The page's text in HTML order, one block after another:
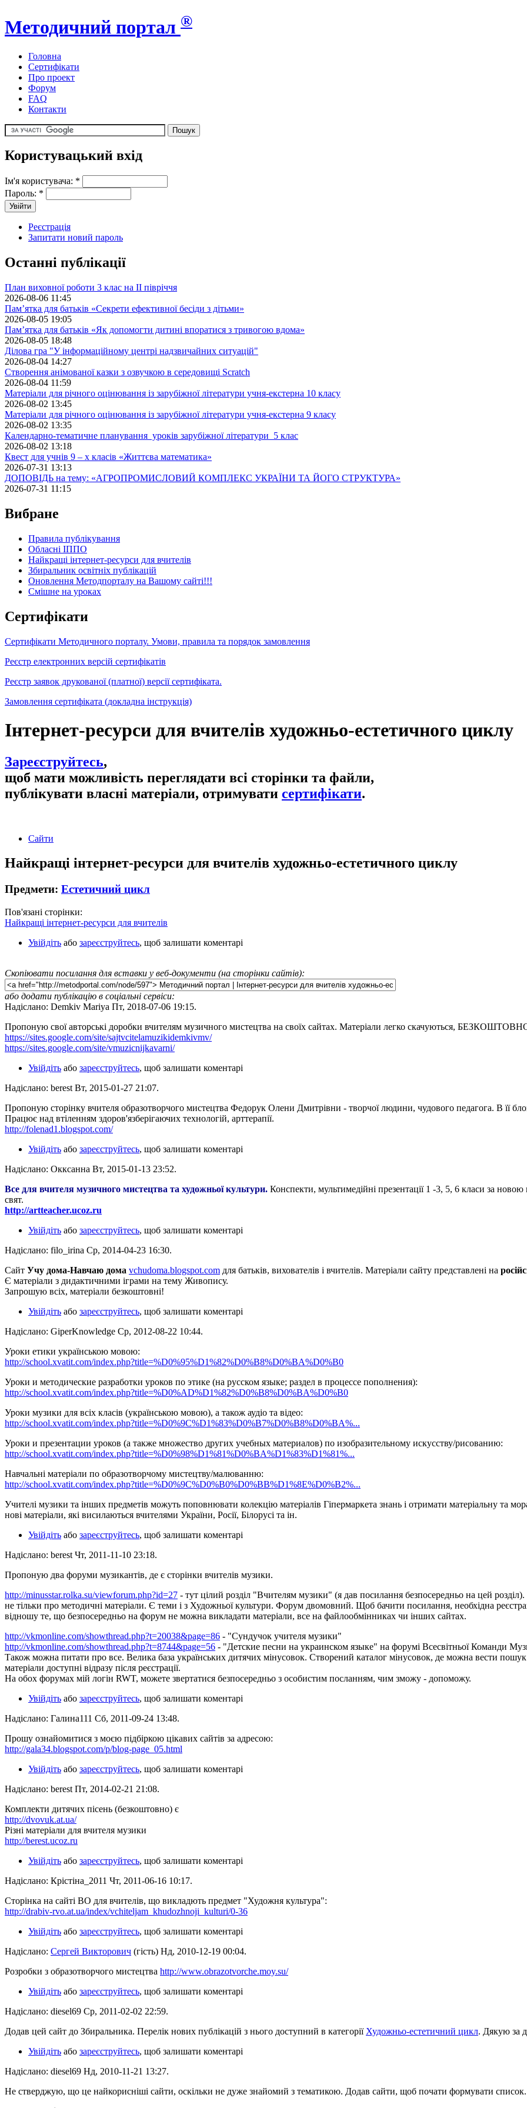
Методичний портал ®
Головна
Сертифікати
Про проект
Форум
FAQ
Контакти
Користувацький вхід
Ім'я користувача: *
Пароль: *
Реєстрація
Запитати новий пароль
Останні публікації
План виховної роботи 3 клас на II півріччя
2026-08-06 11:45
Пам’ятка для батьків «Секрети ефективної бесіди з дітьми»
2026-08-05 19:05
Пам’ятка для батьків «Як допомогти дитині впоратися з тривогою вдома»
2026-08-05 18:48
Ділова гра "У інформаційному центрі надзвичайних ситуацій"
2026-08-04 14:27
Створення анімованої казки з озвучкою в середовищі Scratch
2026-08-04 11:59
Матеріали для річного оцінювання із зарубіжної літератури учня-екстерна 10 класу
2026-08-02 13:45
Матеріали для річного оцінювання із зарубіжної літератури учня-екстерна 9 класу
2026-08-02 13:35
Календарно-тематичне планування уроків зарубіжної літератури 5 клас
2026-08-02 13:18
Квест для учнів 9 – х класів «Життєва математика»
2026-07-31 13:13
ДОПОВІДЬ на тему: «АГРОПРОМИСЛОВИЙ КОМПЛЕКС УКРАЇНИ ТА ЙОГО СТРУКТУРА»
2026-07-31 11:15
Вибране
Правила публікування
Обласні ІППО
Найкращі інтернет-ресурси для вчителів
Збиральник освітніх публікацій
Оновлення Методпорталу на Вашому сайті!!!
Cмішне на уроках
Сертифікати
Сертифікати Методичного порталу. Умови, правила та порядок замовлення
Реєстр електронних версій сертифікатів
Реєстр заявок друкованої (платної) версії сертифіката.
Замовлення сертифіката (докладна інструкція)
Інтернет-ресурси для вчителів художньо-естетичного циклу
Зареєструйтесь,
щоб мати можливість переглядати всі сторінки та файли,
публікувати власні матеріали, отримувати сертифікати.
Сайти
Найкращі інтернет-ресурси для вчителів художньо-естетичного циклу
Предмети: Естетичний цикл
Пов'язані сторінки:
Найкращі інтернет-ресурси для вчителів
Увійдіть або зареєструйтесь, щоб залишати коментарі
Скопіювати посилання для вставки у веб-документи (на сторінки сайтів):
або додати публікацію в соціальні сервіси:
Надіслано: Demkiv Mariya Пт, 2018-07-06 19:15.
Пропоную свої авторські доробки вчителям музичного мистецтва на своїх сайтах. Матеріали легко скачуються,
https://sites.google.com/site/sajtvcitelamuzikidemkivmv/
https://sites.google.com/site/vmuzicnijkavarni/
Увійдіть або зареєструйтесь, щоб залишати коментарі
Надіслано: berest Вт, 2015-01-27 21:07.
Пропоную сторінку вчителя образотворчого мистецтва Федорук Олени Дмитрівни - творчої людини, чудового педагога. В її блозі
Працює над втіленням здоров'язберігаючих технологій, арттерапії.
http://folenad1.blogspot.com/
Увійдіть або зареєструйтесь, щоб залишати коментарі
Надіслано: Окксанна Вт, 2015-01-13 23:52.
Все для вчителя музичного мистецтва та художньої культури. Конспекти, мультимедійні презентації 1 -3, 5, 6 класи за
свят.
http://artteacher.ucoz.ru
Увійдіть або зареєструйтесь, щоб залишати коментарі
Надіслано: filo_irina Ср, 2014-04-23 16:30.
Сайт Учу дома-Навчаю дома vchudoma.blogspot.com для батьків, вихователів і вчителів. Матеріали сайту представлені на
Є матеріали з дидактичними іграми на тему Живопису.
Запрошую всіх, матеріали безкоштовні!
Увійдіть або зареєструйтесь, щоб залишати коментарі
Надіслано: GiperKnowledge Ср, 2012-08-22 10:44.
Уроки етики українською мовою:
http://school.xvatit.com/index.php?title=%D0%95%D1%82%D0%B8%D0%BA%D0%B0
Уроки и методические разработки уроков по этике (на русском языке; раздел в процессе пополнения):
http://school.xvatit.com/index.php?title=%D0%AD%D1%82%D0%B8%D0%BA%D0%B0
Уроки музики для всіх класів (українською мовою), а також аудіо та відео:
http://school.xvatit.com/index.php?title=%D0%9C%D1%83%D0%B7%D0%B8%D0%BA%...
Уроки и презентации уроков (а также множество других учебных материалов) по изобразительному искусству/рисованию:
http://school.xvatit.com/index.php?title=%D0%98%D1%81%D0%BA%D1%83%D1%81%...
Навчальні матеріали по образотворчому мистецтву/малюванню:
http://school.xvatit.com/index.php?title=%D0%9C%D0%B0%D0%BB%D1%8E%D0%B2%...
Учителі музики та інших предметів можуть поповнювати колекцію матеріалів Гіпермаркета знань і отримати матеріальну та
нові матеріали, які висилаються вчителями України, Росії, Білорусі та ін.
Увійдіть або зареєструйтесь, щоб залишати коментарі
Надіслано: berest Чт, 2011-11-10 23:18.
Пропоную два форуми музикантів, де є сторінки вчителів музики.
http://minusstar.rolka.su/viewforum.php?id=27 - тут цілий розділ "Вчителям музики" (я дав посилання безпосередньо на цей
не тільки про методичні матеріали. Є теми і з Художньої культури. Форум двомовний. Щоб бачити посилання, необхідна
відношу те, що безпосередньо на форум не можна викладати матеріали, все на файлообмінниках чи інших сайтах.
http://vkmonline.com/showthread.php?t=20038&page=86 - "Сундучок учителя музики"
http://vkmonline.com/showthread.php?t=8744&page=56 - "Детские песни на украинском языке" на форумі Всесвітньої Команди
Також можна питати про все. Велика база українських дитячих мінусовок. Створений каталог мінусовок, де можна вести
матеріали доступні відразу після реєстрації.
На обох форумах мій логін RWT, можете звертатися безпосередньо з особистим посланням, чим зможу - допоможу.
Увійдіть або зареєструйтесь, щоб залишати коментарі
Надіслано: Галина111 Сб, 2011-09-24 13:48.
Прошу ознайомитися з моєю підбіркою цікавих сайтів за адресою:
http://gala34.blogspot.com/p/blog-page_05.html
Увійдіть або зареєструйтесь, щоб залишати коментарі
Надіслано: berest Пт, 2014-02-21 21:08.
Комплекти дитячих пісень (безкоштовно) є
http://dvovuk.at.ua/
Різні матеріали для вчителя музики
http://berest.ucoz.ru
Увійдіть або зареєструйтесь, щоб залишати коментарі
Надіслано: Крістіна_2011 Чт, 2011-06-16 10:17.
Сторінка на сайті ВО для вчителів, що викладють предмет "Художня культура":
http://drabiv-rvo.at.ua/index/vchiteljam_khudozhnoji_kulturi/0-36
Увійдіть або зареєструйтесь, щоб залишати коментарі
Надіслано: Сергей Викторович (гість) Нд, 2010-12-19 00:04.
Розробки з образотворчого мистецтва http://www.obrazotvorche.moy.su/
Увійдіть або зареєструйтесь, щоб залишати коментарі
Надіслано: diesel69 Ср, 2011-02-02 22:59.
Додав цей сайт до Збиральника. Перелік нових публікацій з нього доступний в категорії Художньо-естетичний цикл. Дякую за
Увійдіть або зареєструйтесь, щоб залишати коментарі
Надіслано: diesel69 Нд, 2010-11-21 13:27.
Не стверджую, що це найкорисніші сайти, оскільки не дуже знайомий з тематикою. Додав сайти, щоб почати формувати список.